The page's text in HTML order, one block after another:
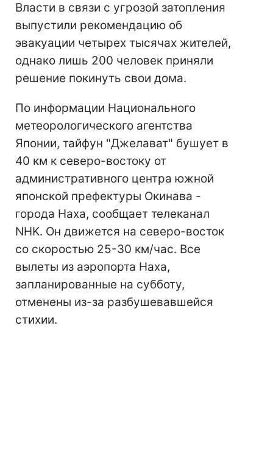
Власти в связи с угрозой затопления
выпустили рекомендацию об
эвакуации четырех тысячах жителей,
однако лишь 200 человек приняли
решение покинуть свои дома.
По информации Национального
метеорологического агентства
Японии, тайфун "Джелават" бушует в
40 км к северо-востоку от
административного центра южной
японской префектуры Окинава -
города Наха, сообщает телеканал
NHK. Он движется на северо-восток
со скоростью 25-30 км/час. Все
вылеты из аэропорта Наха,
запланированные на субботу,
отменены из-за разбушевавшейся
стихии.